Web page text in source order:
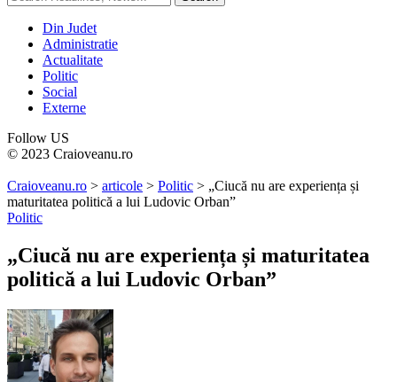
Din Judet
Administratie
Actualitate
Politic
Social
Externe
Follow US
© 2023 Craioveanu.ro
Craioveanu.ro > articole > Politic > „Ciucă nu are experiența și
maturitatea politică a lui Ludovic Orban”
Politic
„Ciucă nu are experiența și maturitatea
politică a lui Ludovic Orban”